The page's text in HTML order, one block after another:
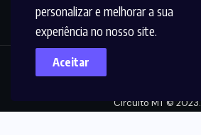
personalizar e melhorar a sua
experiência no nosso site.
Aceitar
Circuito MT © 2023.